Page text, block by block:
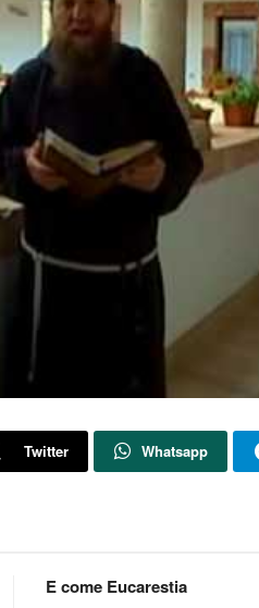
Twitter Whatsapp
E come Eucarestia